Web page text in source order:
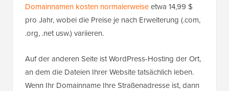
Domainnamen kosten normalerweiseetwa 14,99 $
pro Jahr, wobei die Preise je nach Erweiterung (.com,
.org, .net usw.) variieren.
Auf der anderen Seite ist WordPress-Hosting der Ort,
an dem die Dateien Ihrer Website tatsächlich leben.
Wenn Ihr Domainname Ihre Straßenadresse ist, dann